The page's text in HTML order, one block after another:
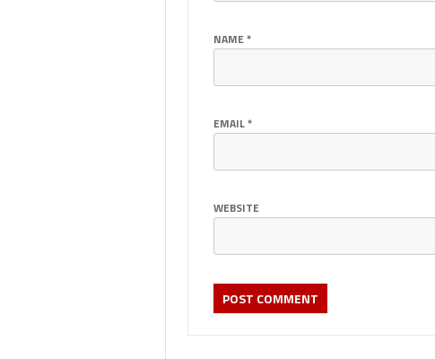
NAME*
EMAIL*
WEBSITE